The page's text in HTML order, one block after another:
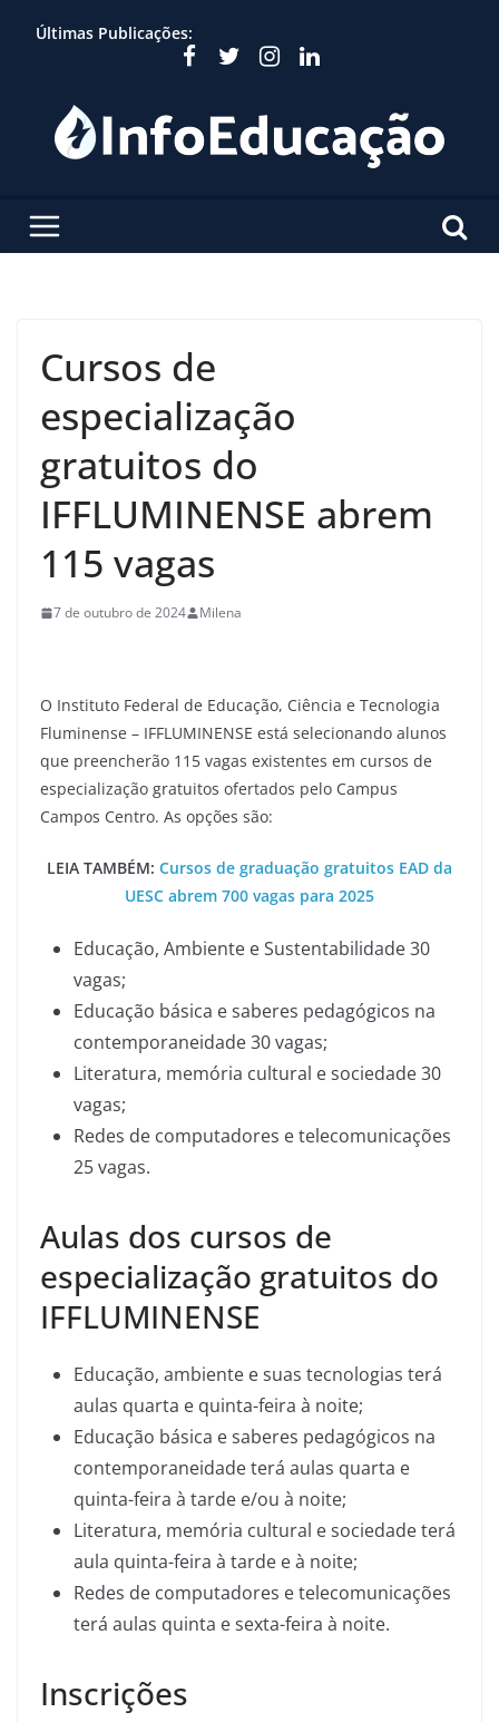
Últimas Publicações:
Cursos de
especialização
gratuitos do
IFFLUMINENSE abrem
115 vagas
7 de outubro de 2024 Milena
O Instituto Federal de Educação, Ciência e Tecnologia
Fluminense – IFFLUMINENSE está selecionando alunos
que preencherão 115 vagas existentes em cursos de
especialização gratuitos ofertados pelo Campus
Campos Centro. As opções são:
LEIA TAMBÉM: Cursos de graduação gratuitos EAD da
UESC abrem 700 vagas para 2025
Educação, Ambiente e Sustentabilidade 30
vagas;
Educação básica e saberes pedagógicos na
contemporaneidade 30 vagas;
Literatura, memória cultural e sociedade 30
vagas;
Redes de computadores e telecomunicações
25 vagas.
Aulas dos cursos de
especialização gratuitos do
IFFLUMINENSE
Educação, ambiente e suas tecnologias terá
aulas quarta e quinta-feira à noite;
Educação básica e saberes pedagógicos na
contemporaneidade terá aulas quarta e
quinta-feira à tarde e/ou à noite;
Literatura, memória cultural e sociedade terá
aula quinta-feira à tarde e à noite;
Redes de computadores e telecomunicações
terá aulas quinta e sexta-feira à noite.
Inscrições